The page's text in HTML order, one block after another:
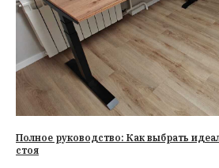
Полное руководство: Как выбрать
стоя